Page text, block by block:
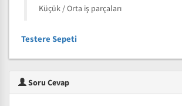
Küçük / Orta iş parçaları
Testere Sepeti
Soru Cevap